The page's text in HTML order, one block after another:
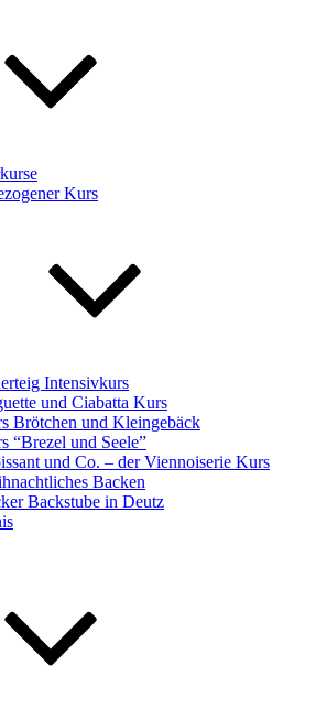
Kurs
Intensivkurs
und Ciabatta Kurs
Brötchen und Kleingebäck
“Brezel und Seele”
und Co. – der Viennoiserie Kurs
Backen
Backstube in Deutz